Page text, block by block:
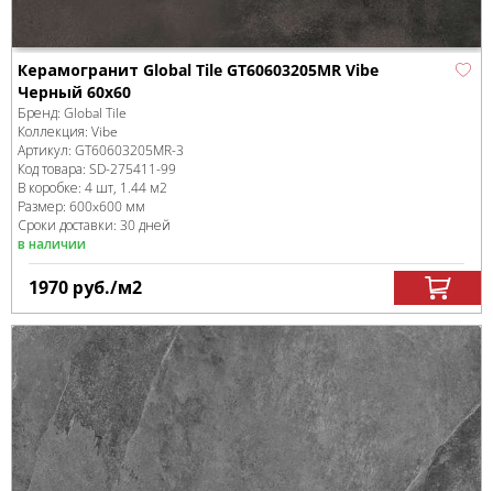
Керамогранит Global Tile GT60603205MR Vibe
Черный 60x60
Бренд: Global Tile
Коллекция: Vibe
Артикул: GT60603205MR-3
Код товара: SD-275411-99
В коробке: 4 шт, 1.44 м2
Размер: 600x600 мм
Сроки доставки: 30 дней
в наличии
1970 руб./м2